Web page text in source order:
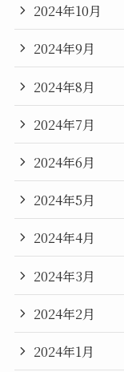
2024年10月
2024年9月
2024年8月
2024年7月
2024年6月
2024年5月
2024年4月
2024年3月
2024年2月
2024年1月